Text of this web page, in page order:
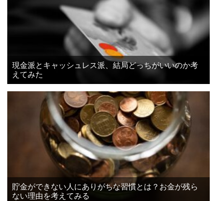
現金派とキャッシュレス派、結局どっちがいいのか考
えてみた
貯金ができない人にありがちな習慣とは？お金が残ら
ない理由を考えてみる